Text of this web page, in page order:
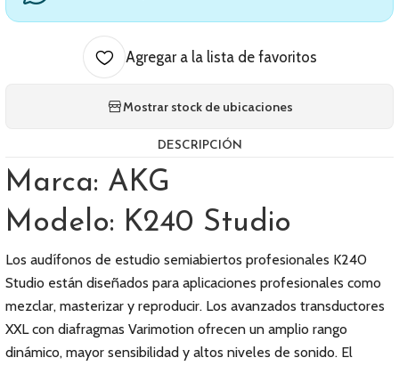
Agregar a la lista de favoritos
Mostrar stock de ubicaciones
DESCRIPCIÓN
Marca: AKG
Modelo: K240 Studio
Los audífonos de estudio semiabiertos profesionales K240
Studio están diseñados para aplicaciones profesionales como
mezclar, masterizar y reproducir. Los avanzados transductores
XXL con diafragmas Varimotion ofrecen un amplio rango
dinámico, mayor sensibilidad y altos niveles de sonido. El